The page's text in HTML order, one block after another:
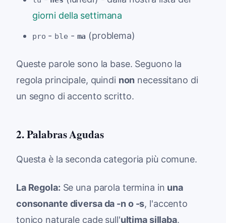
giorni della settimana
pro - ble - ma (problema)
Queste parole sono la base. Seguono la
regola principale, quindi non necessitano di
un segno di accento scritto.
2. Palabras Agudas
Questa è la seconda categoria più comune.
La Regola: Se una parola termina in una
consonante diversa da -n o -s, l'accento
tonico naturale cade sull'ultima sillaba.